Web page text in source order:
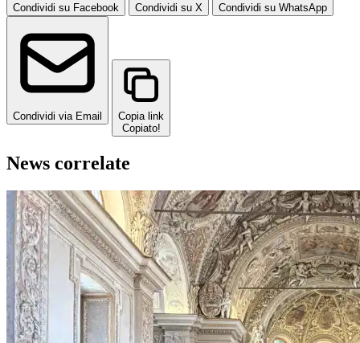
Condividi su Facebook Condividi su X Condividi su WhatsApp
Condividi via Email
Copia link
Copiato!
News correlate